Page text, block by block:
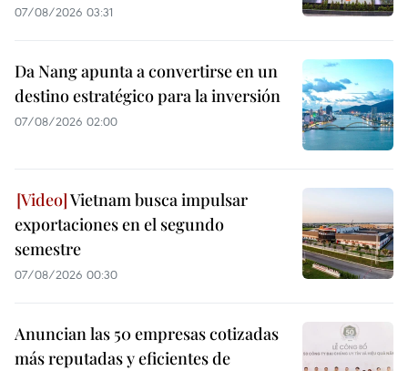
07/08/2026 03:31
Da Nang apunta a convertirse en un
destino estratégico para la inversión
07/08/2026 02:00
Vietnam busca impulsar
exportaciones en el segundo
semestre
07/08/2026 00:30
Anuncian las 50 empresas cotizadas
más reputadas y eficientes de